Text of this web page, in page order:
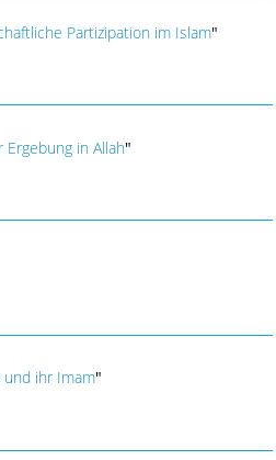
Partizipation im Islam"
in Allah"
ihr Imam"